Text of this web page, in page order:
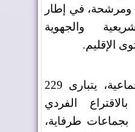
مرشحا ومرشحة، في إطار
والجهوية
الإقليم.
ففي الانتخابات الجماعية، يتبارى 229
الفردي
مقعدا بجماعات طرفاية،